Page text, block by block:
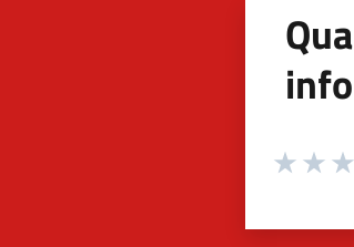
Valuta da 1